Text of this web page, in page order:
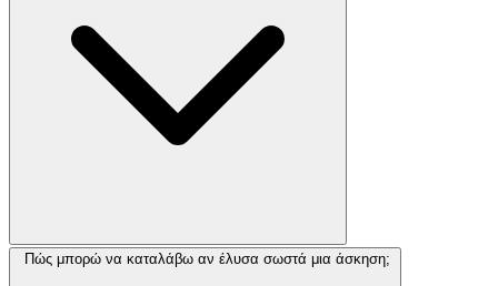
Πώς μπορώ να καταλάβω αν έλυσα σωστά μια άσκηση;